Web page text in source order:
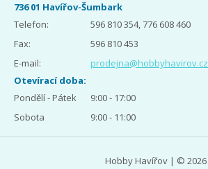
736 01 Havířov-Šumbark
Telefon:
596 810 354, 776 608 460
Fax:
596 810 453
E-mail:
prodejna@hobbyhavirov.cz
Otevírací doba:
Pondělí - Pátek
9:00 - 17:00
Sobota
9:00 - 11:00
Hobby Havířov | © 2026